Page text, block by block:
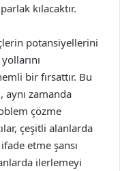
kılacaktır.
potansiyellerini
bir fırsattır. Bu
aynı zamanda
çözme
çeşitli alanlarda
etme şansı
ilerlemeyi